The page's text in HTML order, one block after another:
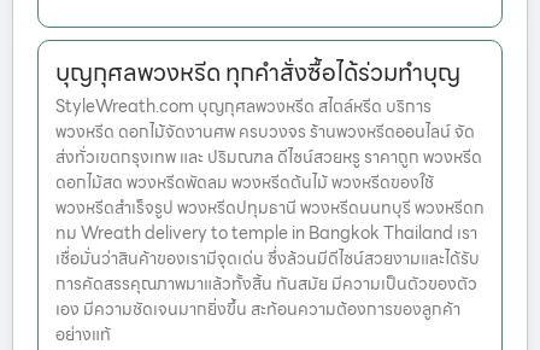
บุญกุศลพวงหรีด ทุกคำสั่งซื้อได้ร่วมทำบุญ
StyleWreath.com บุญกุศลพวงหรีด สไตล์หรีด บริการ
พวงหรีด ดอกไม้จัดงานศพ ครบวงจร ร้านพวงหรีดออนไลน์ จัด
ส่งทั่วเขตกรุงเทพ และ ปริมณฑล ดีไซน์สวยหรู ราคาถูก พวงหรีด
ดอกไม้สด พวงหรีดพัดลม พวงหรีดต้นไม้ พวงหรีดของใช้
พวงหรีดสำเร็จรูป พวงหรีดปทุมธานี พวงหรีดนนทบุรี พวงหรีดก
ทม Wreath delivery to temple in Bangkok Thailand เรา
เชื่อมั่นว่าสินค้าของเรามีจุดเด่น ซึ่งล้วนมีดีไซน์สวยงามและได้รับ
การคัดสรรคุณภาพมาแล้วทั้งสิ้น ทันสมัย มีความเป็นตัวของตัว
เอง มีความชัดเจนมากยิ่งขึ้น สะท้อนความต้องการของลูกค้า
อย่างแท้